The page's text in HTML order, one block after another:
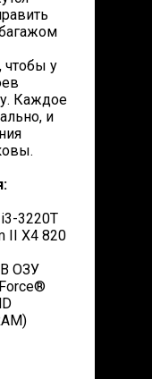
чтобы у
Каждое
и
3220T
II X4 820
ОЗУ